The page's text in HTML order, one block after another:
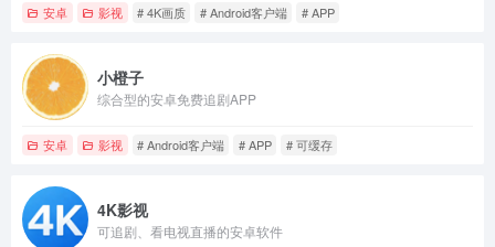
安卓 影视 # 4K画质 # Android客户端 # APP
小橙子
综合型的安卓免费追剧APP
安卓 影视 # Android客户端 # APP # 可缓存
4K影视
可追剧、看电视直播的安卓软件